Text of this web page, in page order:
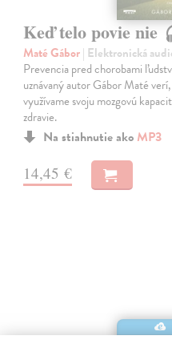
Keď telo povie nie
Maté Gábor| Elektronická
Prevencia pred chorobami
uznávaný autor Gábor Maté
využívame svoju mozgovú
zdravie.
Na stiahnutie ako MP3
14,45 €